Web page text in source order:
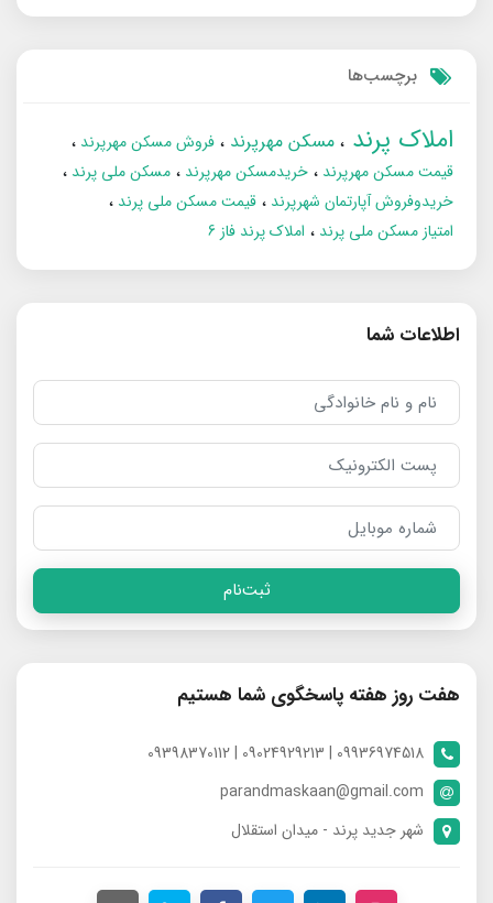
برچسب‌ها
املاک پرند مسکن مهرپرند
فروش مسکن مهرپرند
قیمت مسکن مهرپرند
خریدمسکن مهرپرند
مسکن ملی پرند
خریدوفروش آپارتمان شهرپرند
قیمت مسکن ملی پرند
امتیاز مسکن ملی پرند
املاک پرند فاز 6
اطلاعات شما
ثبت‌نام
هفت روز هفته پاسخگوی شما هستیم
09936974518 | 09024929213 | 09398370112
parandmaskaan@gmail.com
شهر جدید پرند - میدان استقلال